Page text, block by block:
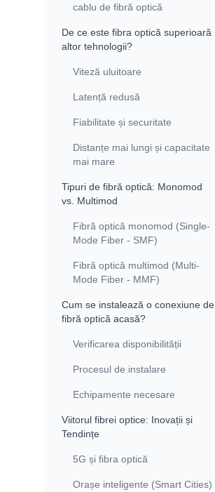
cablu de fibră optică
De ce este fibra optică superioară
altor tehnologii?
Viteză uluitoare
Latență redusă
Fiabilitate și securitate
Distanțe mai lungi și capacitate
mai mare
Tipuri de fibră optică: Monomod
vs. Multimod
Fibră optică monomod (Single-
Mode Fiber - SMF)
Fibră optică multimod (Multi-
Mode Fiber - MMF)
Cum se instalează o conexiune de
fibră optică acasă?
Verificarea disponibilității
Procesul de instalare
Echipamente necesare
Viitorul fibrei optice: Inovații și
Tendințe
5G și fibra optică
Orașe inteligente (Smart Cities)